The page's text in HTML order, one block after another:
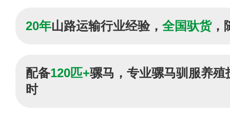
20年山路运输行业经验， 全国驮货，
配备120匹+骡马，专业骡马驯服养殖
时